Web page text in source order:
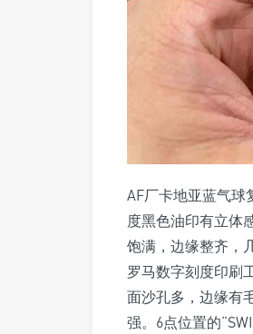
AF厂卡地亚蓝气球
度黑色油印有立体
饱满，边缘整齐，
罗马数字刻度印刷
面沙孔多，边缘有
强。6点位置的